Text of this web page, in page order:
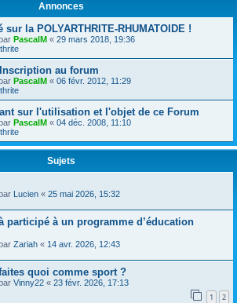
Annonces
sur la POLYARTHRITE-RHUMATOIDE !
PascalM « 29 mars 2018, 19:36
Inscription au forum
PascalM « 06 févr. 2012, 11:29
sur l'utilisation et l'objet de ce Forum
PascalM « 04 déc. 2008, 11:10
Sujets
Lucien « 25 mai 2026, 15:32
participé à un programme d’éducation
Zariah « 14 avr. 2026, 12:43
quoi comme sport ?
Vinny22 « 23 févr. 2026, 17:13
1 2